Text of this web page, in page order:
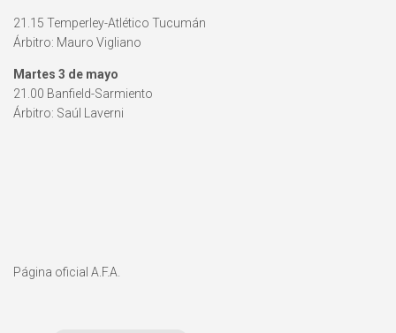
21.15 Temperley-Atlético Tucumán
Árbitro: Mauro Vigliano
Martes 3 de mayo
21.00 Banfield-Sarmiento
Árbitro: Saúl Laverni
Página oficial A.F.A.